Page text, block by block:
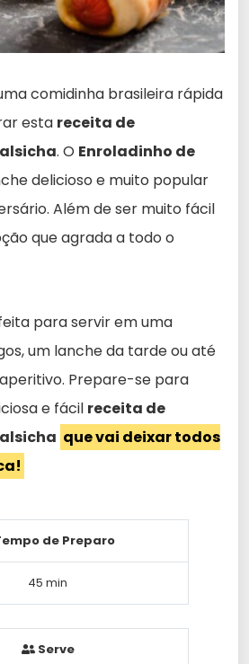
comidinha brasileira rápida
esta receita de
. O Enroladinho de
delicioso e muito popular
Além de ser muito fácil
que agrada a todo o
para servir em uma
um lanche da tarde ou até
Prepare-se para
e fácil receita de
que vai deixar todos
de Preparo
45 min
Serve